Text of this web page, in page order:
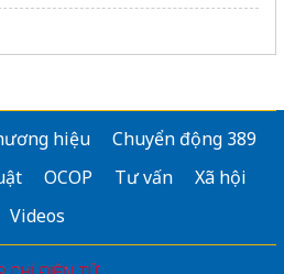
hiệu
Chuyển động 389
OCOP Tư vấn
Xã hội
Videos